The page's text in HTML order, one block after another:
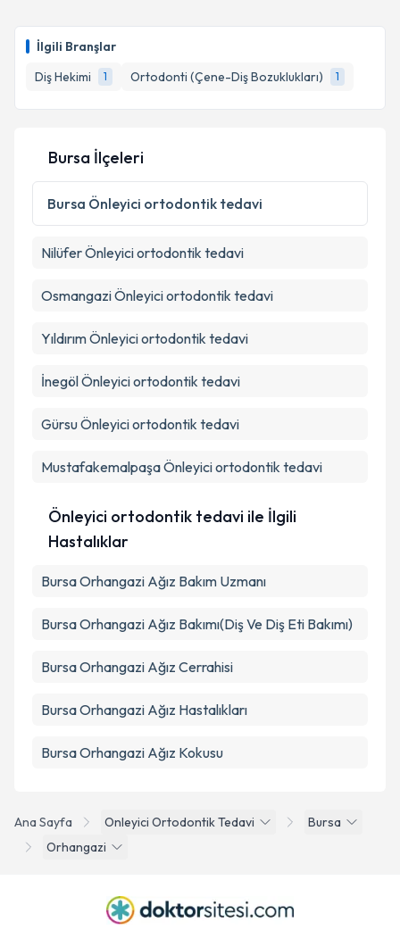
İlgili Branşlar
Diş Hekimi
1 Ortodonti (Çene-Diş Bozuklukları) 1
Ana Sayfa Onleyici Ortodontik Tedavi
Bursa
Orhangazi
Bursa İlçeleri
Bursa Önleyici ortodontik tedavi
NilüferÖnleyici ortodontik tedavi
OsmangaziÖnleyici ortodontik tedavi
YıldırımÖnleyici ortodontik tedavi
İnegölÖnleyici ortodontik tedavi
GürsuÖnleyici ortodontik tedavi
MustafakemalpaşaÖnleyici ortodontik tedavi
Önleyici ortodontik tedavi ile İlgili
Hastalıklar
Bursa Orhangazi Ağız Bakım Uzmanı
Bursa Orhangazi Ağız Bakımı(Diş Ve Diş Eti Bakımı)
Bursa Orhangazi Ağız Cerrahisi
Bursa Orhangazi Ağız Hastalıkları
Bursa Orhangazi Ağız Kokusu